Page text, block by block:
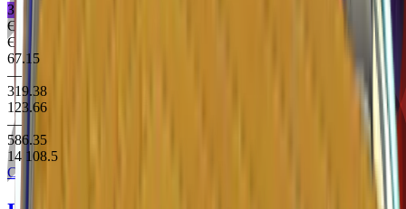
Заборонене Пістолет
Є StatTrak
Є Souvenir
67.15
—
319.38
123.66
—
586.35
14 108.5
Clutch Case